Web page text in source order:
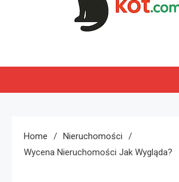
Home
Nieruchomości
Wycena Nieruchomości Jak Wygląda?